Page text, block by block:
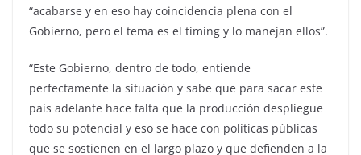
“acabarse y en eso hay coincidencia plena con el
Gobierno, pero el tema es el timing y lo manejan ellos”.
“Este Gobierno, dentro de todo, entiende
perfectamente la situación y sabe que para sacar este
país adelante hace falta que la producción despliegue
todo su potencial y eso se hace con políticas públicas
que se sostienen en el largo plazo y que defienden a la